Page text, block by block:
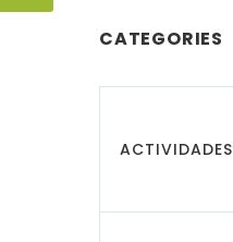
CATEGORIES
ACTIVIDADES